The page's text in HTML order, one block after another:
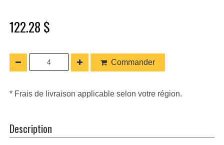
122.28 $
Commander
* Frais de livraison applicable selon votre région.
Description